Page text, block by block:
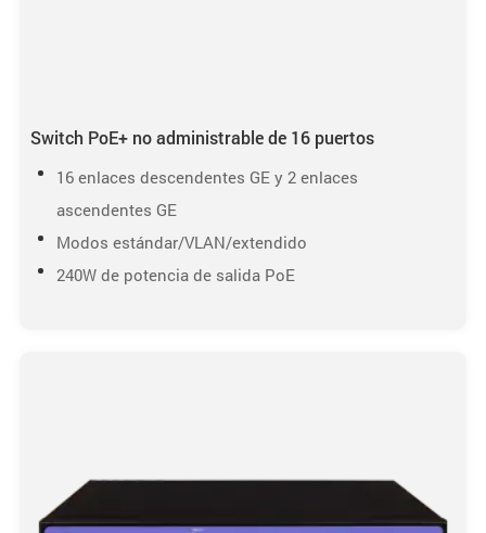
Switch PoE+ no administrable de 16 puertos
16 enlaces descendentes GE y 2 enlaces
ascendentes GE
Modos estándar/VLAN/extendido
240W de potencia de salida PoE